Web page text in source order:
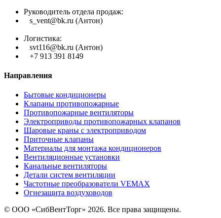
Руководитель отдела продаж:
s_vent@bk.ru (Антон)
Логистика:
svt116@bk.ru (Антон)
+7 913 391 8149
Направления
Бытовые кондиционеры
Клапаны противопожарные
Противопожарные вентиляторы
Электроприводы противопожарных клапанов
Шаровые краны с электроприводом
Приточные клапаны
Материалы для монтажа кондиционеров
Вентиляционные установки
Канальные вентиляторы
Детали систем вентиляции
Частотные преобразователи VEMAX
Огнезащита воздуховодов
© ООО «СибВентТорг» 2026. Все права защищены.